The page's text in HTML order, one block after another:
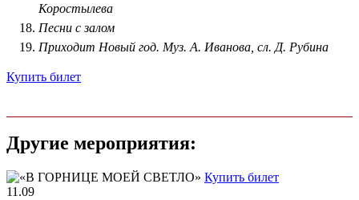
Коростылева
Песни с залом
Приходит Новый год. Муз. А. Иванова, сл. Д. Рубина
Купить билет
Другие мероприятия:
Купить билет
11.09